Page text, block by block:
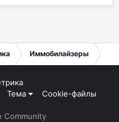
Иммобилайзеры
Тема
Cookie-файлы
Community